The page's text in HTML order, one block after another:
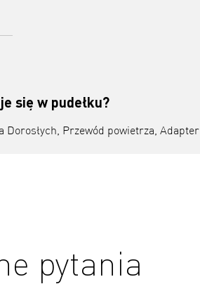
się w pudełku?
Dorosłych, Przewód powietrza, Adapter
pytania